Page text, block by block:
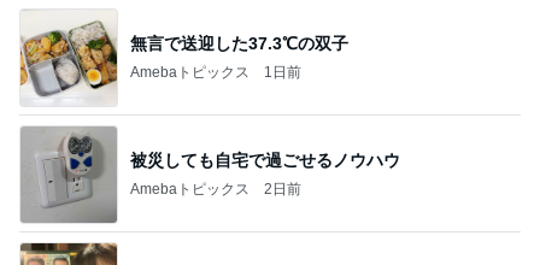
無言で送迎した37.3℃の双子
Amebaトピックス 1日前
被災しても自宅で過ごせるノウハウ
Amebaトピックス 2日前